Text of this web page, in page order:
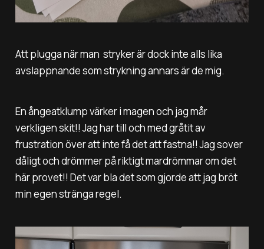
Att plugga när man stryker är dock inte alls lika
avslappnande som strykning annars är de mig.
En ångeatklump värker i magen och jag mår
verkligen skit!! Jag har till och med gråtit av
frustration över att inte få det att fastna!! Jag sover
dåligt och drömmer på riktigt mardrömmar om det
här provet!! Det var bla det som gjorde att jag bröt
min egen stränga regel.